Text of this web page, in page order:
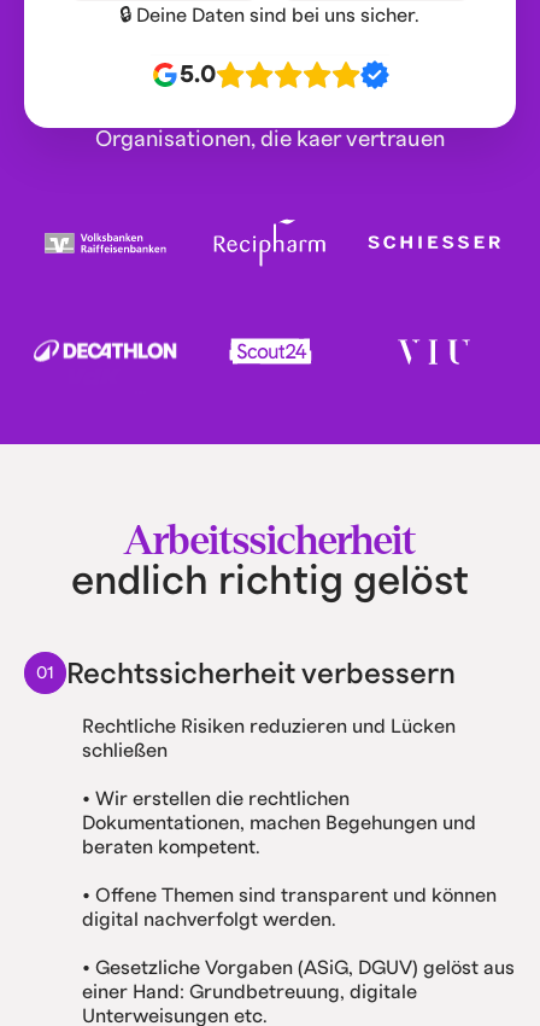
🔒 Deine Daten sind bei uns sicher.
5.0
Organisationen, die kaer vertrauen
Arbeitssicherheit
endlich richtig gelöst
01 Rechtssicherheit verbessern
Rechtliche Risiken reduzieren und Lücken
schließen
• Wir erstellen die rechtlichen
Dokumentationen, machen Begehungen und
beraten kompetent.
• Offene Themen sind transparent und können
digital nachverfolgt werden.
• Gesetzliche Vorgaben (ASiG, DGUV) gelöst aus
einer Hand: Grundbetreuung, digitale
Unterweisungen etc.